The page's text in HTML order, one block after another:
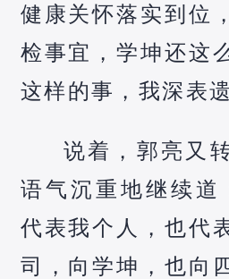
健康关怀落实到位
检事宜，学坤还这
这样的事，我深表
说着，郭亮又
语气沉重地继续道
代表我个人，也代
司，向学坤，也向